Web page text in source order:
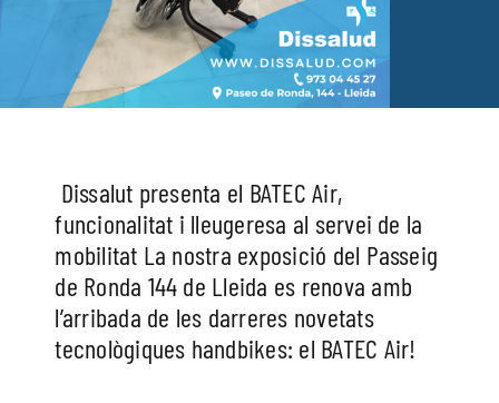
Dissalut presenta el BATEC Air,
funcionalitat i lleugeresa al servei de la
mobilitat La nostra exposició del Passeig
de Ronda 144 de Lleida es renova amb
l’arribada de les darreres novetats
tecnològiques handbikes: el BATEC Air!